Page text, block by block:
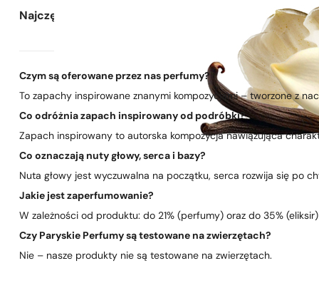
Najczęściej zadawane pytania
Czym są oferowane przez nas perfumy?
To zapachy inspirowane znanymi kompozycjami – tworzone z
Co odróżnia zapach inspirowany od podróbki?
Zapach inspirowany to autorska kompozycja nawiązująca
Co oznaczają nuty głowy, serca i bazy?
Nuta głowy jest wyczuwalna na początku, serca rozwija się po
Jakie jest zaperfumowanie?
W zależności od produktu: do 21% (perfumy) oraz do 35%
Czy Paryskie Perfumy są testowane na zwierzętach?
Nie – nasze produkty nie są testowane na zwierzętach.